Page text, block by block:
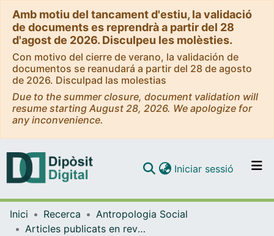
Amb motiu del tancament d'estiu, la validació
de documents es reprendrà a partir del 28
d'agost de 2026. Disculpeu les molèsties.
Con motivo del cierre de verano, la validación de
documentos se reanudará a partir del 28 de agosto
de 2026. Disculpad las molestias
Due to the summer closure, document validation will
resume starting August 28, 2026. We apologize for
any inconvenience.
Navega per tot el DD
Iniciar sessió (current)
Inici Recerca
Antropologia Social
Articles publicats en revistes (Antropologia Social)